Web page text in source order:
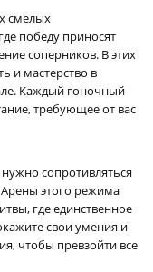
смелых
победу приносят
соперников. В этих
и мастерство в
Каждый гоночный
требующее от вас
сопротивляться
этого режима
где единственное
свои умения и
чтобы превзойти все